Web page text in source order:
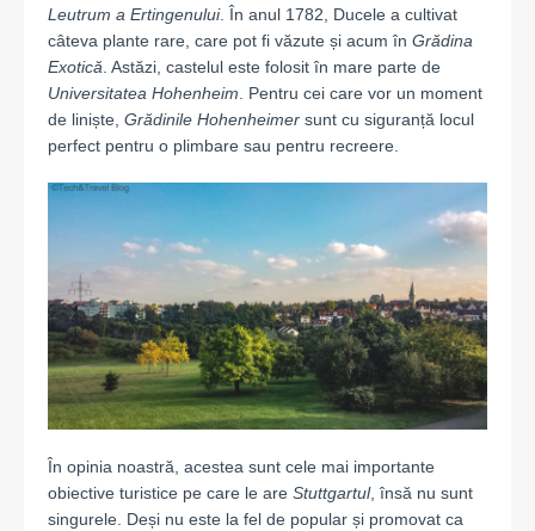
Leutrum a Ertingenului. În anul 1782, Ducele a cultivat
câteva plante rare, care pot fi văzute și acum în Grădina
Exotică . Astăzi, castelul este folosit în mare parte de
Universitatea Hohenheim . Pentru cei care vor un moment
de liniște, Grădinile Hohenheimer sunt cu siguranță locul
perfect pentru o plimbare sau pentru recreere.
În opinia noastră, acestea sunt cele mai importante
obiective turistice pe care le are Stuttgartul, însă nu sunt
singurele. Deși nu este la fel de popular și promovat ca